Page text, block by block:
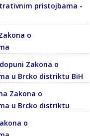
pristojbama -
o
Zakona o
u Brcko distriktu BiH
Zakona o
u Brcko distriktu
o